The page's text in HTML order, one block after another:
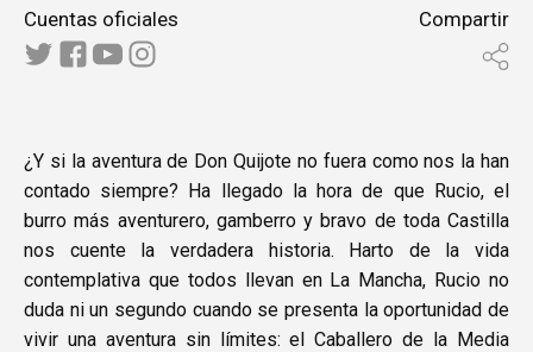
Cuentas oficiales Compartir
¿Y si la aventura de Don Quijote no fuera como nos la han
contado siempre? Ha llegado la hora de que Rucio, el
burro más aventurero, gamberro y bravo de toda Castilla
nos cuente la verdadera historia. Harto de la vida
contemplativa que todos llevan en La Mancha, Rucio no
duda ni un segundo cuando se presenta la oportunidad de
vivir una aventura sin límites: el Caballero de la Media